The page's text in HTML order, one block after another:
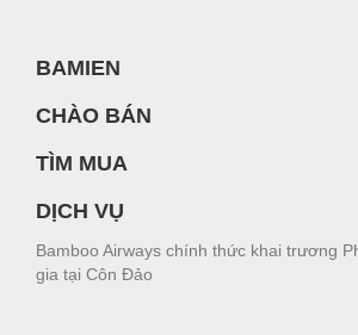
BAMIEN
CHÀO BÁN
TÌM MUA
DỊCH VỤ
Bamboo Airways chính thức khai trương
gia tại Côn Đảo